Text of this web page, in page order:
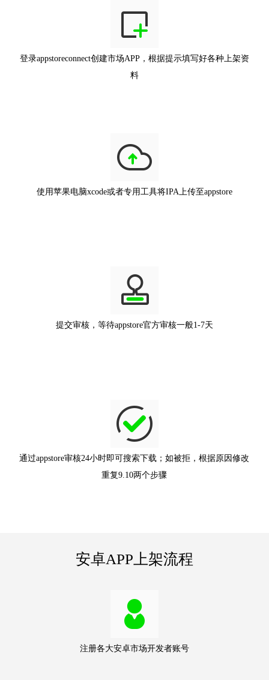
登录appstoreconnect创建市场APP，根据提示填写好各种上架资
料
使用苹果电脑xcode或者专用工具将IPA上传至appstore
提交审核，等待appstore官方审核一般1-7天
通过appstore审核24小时即可搜索下载；如被拒，根据原因修改
重复9.10两个步骤
安卓APP上架流程
注册各大安卓市场开发者账号